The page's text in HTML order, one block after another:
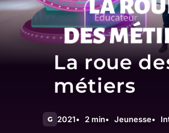
La roue
métiers
G 2021 2 min Jeunesse